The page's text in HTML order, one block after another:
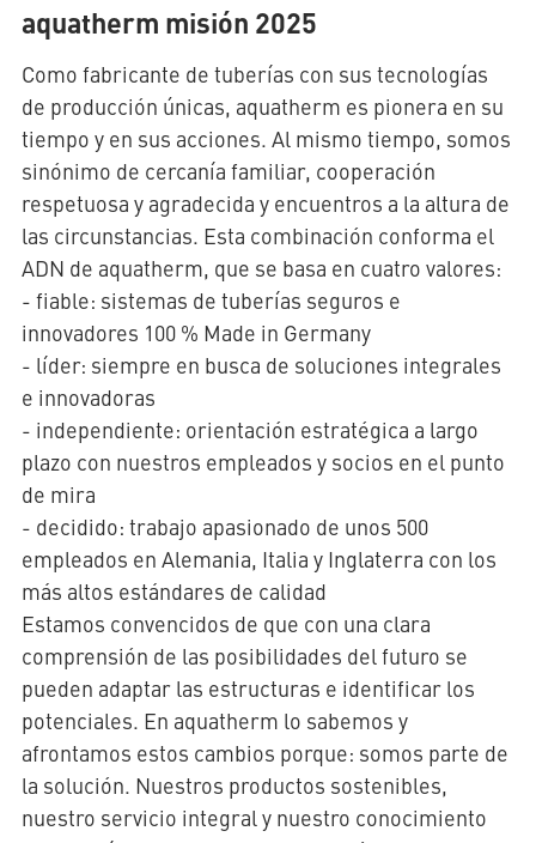
aquatherm misión 2025
Como fabricante de tuberías con sus tecnologías
de producción únicas, aquatherm es pionera en su
tiempo y en sus acciones. Al mismo tiempo, somos
sinónimo de cercanía familiar, cooperación
respetuosa y agradecida y encuentros a la altura de
las circunstancias. Esta combinación conforma el
ADN de aquatherm, que se basa en cuatro valores:
- fiable: sistemas de tuberías seguros e
innovadores 100 % Made in Germany
- líder: siempre en busca de soluciones integrales
e innovadoras
- independiente: orientación estratégica a largo
plazo con nuestros empleados y socios en el punto
de mira
- decidido: trabajo apasionado de unos 500
empleados en Alemania, Italia y Inglaterra con los
más altos estándares de calidad
Estamos convencidos de que con una clara
comprensión de las posibilidades del futuro se
pueden adaptar las estructuras e identificar los
potenciales. En aquatherm lo sabemos y
afrontamos estos cambios porque: somos parte de
la solución. Nuestros productos sostenibles,
nuestro servicio integral y nuestro conocimiento